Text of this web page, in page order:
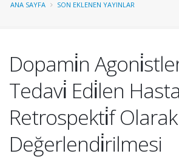
ANA SAYFA SON EKLENEN YAYINLAR
Dopami̇n
Tedavi̇ Edi̇len
Retrospekti̇f Olarak
Değerlendi̇rilmesi